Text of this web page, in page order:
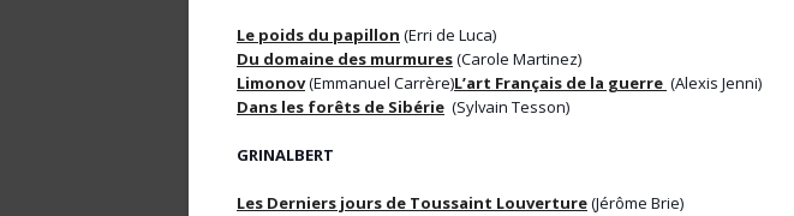
Le poids du papillon (Erri de Luca)
Du domaine des murmures(Carole Martinez)
Limonov(Emmanuel Carrère)L’art Français de la guerre (Alexis Jenni)
Dans les forêts de Sibérie (Sylvain Tesson)
GRINALBERT
Les Derniers jours de Toussaint Louverture(Jérôme Brie)